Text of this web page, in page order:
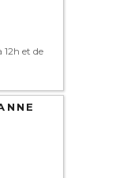
et de